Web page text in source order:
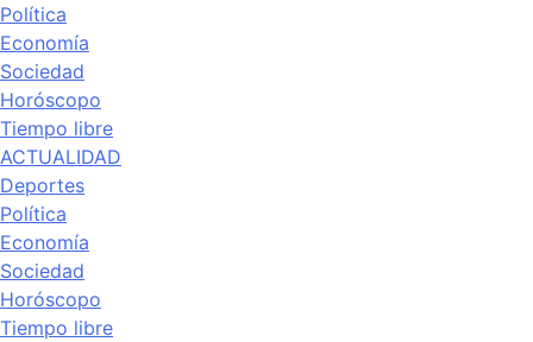
Política
Economía
Sociedad
Horóscopo
Tiempo libre
ACTUALIDAD
Deportes
Política
Economía
Sociedad
Horóscopo
Tiempo libre